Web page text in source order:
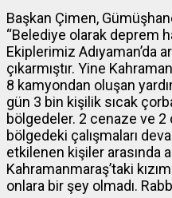
Başkan Çimen,
“Belediye olarak deprem
Ekiplerimiz Adıyaman’da
çıkarmıştır. Yine
8 kamyondan oluşan
gün 3 bin kişilik sıcak
bölgedeler. 2 cenaze ve 2
bölgedeki çalışmaları
etkilenen kişiler arasında
Kahramanmaraş’taki
onlara bir şey olmadı.